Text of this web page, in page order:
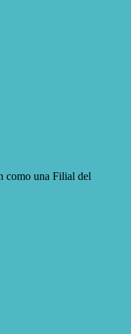
como una Filial del